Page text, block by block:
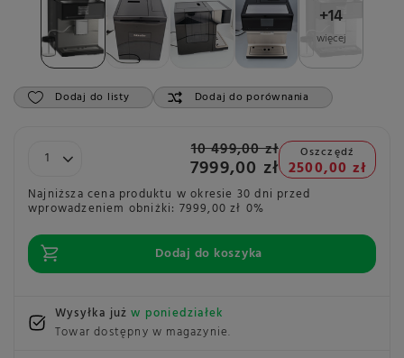
+14
więcej
Dodaj do listy Dodaj do porównania
10 499,00 zł
7999,00 zł
Oszczędź
2500,00 zł
Najniższa cena produktu w okresie 30 dni przed
wprowadzeniem obniżki: 7999,00 zł 0%
Dodaj do koszyka
Wysyłka jużw poniedziałek
Towar dostępny w magazynie